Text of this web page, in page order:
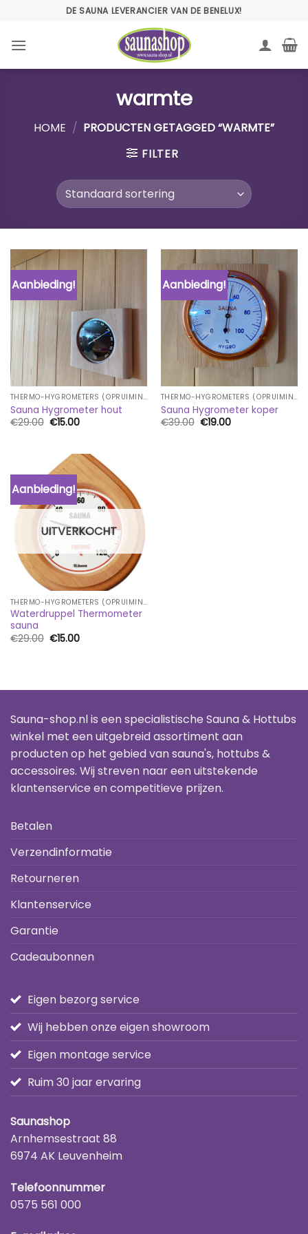
inhoud
DE SAUNA LEVERANCIER VAN DE BENELUX!
warmte
HOME / PRODUCTEN GETAGGED “WARMTE”
FILTER
Aanbieding!
THERMO-HYGROMETERS (OPRUIMING)
Sauna Hygrometer hout
€29.00 Oorspronkelijke
€15.00Huidige
Aanbieding!
THERMO-HYGROMETERS (OPRUIMING)
Sauna Hygrometer koper
€39.00 Oorspronkelijke
€19.00Huidige
Aanbieding!
UITVERKOCHT
THERMO-HYGROMETERS (OPRUIMING)
Waterdruppel Thermometer
sauna
€29.00 Oorspronkelijke
€15.00Huidige
Sauna-shop.nl is een specialistische Sauna & Hottubs
winkel met een uitgebreid assortiment aan
producten op het gebied van sauna's, hottubs &
accessoires. Wij streven naar een uitstekende
klantenservice en competitieve prijzen.
Betalen
Verzendinformatie
Retourneren
Klantenservice
Garantie
Cadeaubonnen
Eigen bezorg service
Wij hebben onze eigen showroom
Eigen montage service
Ruim 30 jaar ervaring
Saunashop
Arnhemsestraat 88
6974 AK Leuvenheim
Telefoonnummer
0575 561 000